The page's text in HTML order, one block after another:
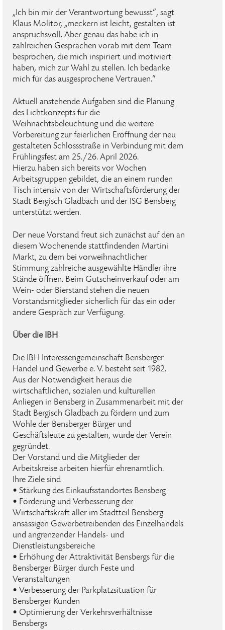
„Ich bin mir der Verantwortung bewusst“, sagt
Klaus Molitor, „meckern ist leicht, gestalten ist
anspruchsvoll. Aber genau das habe ich in
zahlreichen Gesprächen vorab mit dem Team
besprochen, die mich inspiriert und motiviert
haben, mich zur Wahl zu stellen. Ich bedanke
mich für das ausgesprochene Vertrauen.“
Aktuell anstehende Aufgaben sind die Planung
des Lichtkonzepts für die
Weihnachtsbeleuchtung und die weitere
Vorbereitung zur feierlichen Eröffnung der neu
gestalteten Schlossstraße in Verbindung mit dem
Frühlingsfest am 25./26. April 2026.
Hierzu haben sich bereits vor Wochen
Arbeitsgruppen gebildet, die an einem runden
Tisch intensiv von der Wirtschaftsförderung der
Stadt Bergisch Gladbach und der ISG Bensberg
unterstützt werden.
Der neue Vorstand freut sich zunächst auf den an
diesem Wochenende stattfindenden Martini
Markt, zu dem bei vorweihnachtlicher
Stimmung zahlreiche ausgewählte Händler ihre
Stände öffnen. Beim Gutscheinverkauf oder am
Wein- oder Bierstand stehen die neuen
Vorstandsmitglieder sicherlich für das ein oder
andere Gespräch zur Verfügung.
Über die IBH
Die IBH Interessengemeinschaft Bensberger
Handel und Gewerbe e. V. besteht seit 1982.
Aus der Notwendigkeit heraus die
wirtschaftlichen, sozialen und kulturellen
Anliegen in Bensberg in Zusammenarbeit mit der
Stadt Bergisch Gladbach zu fördern und zum
Wohle der Bensberger Bürger und
Geschäftsleute zu gestalten, wurde der Verein
gegründet.
Der Vorstand und die Mitglieder der
Arbeitskreise arbeiten hierfür ehrenamtlich.
Ihre Ziele sind
• Stärkung des Einkaufsstandortes Bensberg
• Förderung und Verbesserung der
Wirtschaftskraft aller im Stadtteil Bensberg
ansässigen Gewerbetreibenden des Einzelhandels
und angrenzender Handels- und
Dienstleistungsbereiche
• Erhöhung der Attraktivität Bensbergs für die
Bensberger Bürger durch Feste und
Veranstaltungen
• Verbesserung der Parkplatzsituation für
Bensberger Kunden
• Optimierung der Verkehrsverhältnisse
Bensbergs